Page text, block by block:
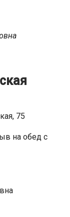
75
на обед с